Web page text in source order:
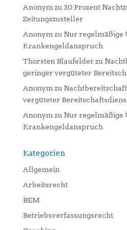
Anonym zu 30 Prozent
Zeitungszusteller
Anonym zu Nur regelmäßige
Krankengeldanspruch
Thorsten Blaufelder zu
geringer vergüteter
Anonym zu
vergüteter
Anonym zu Nur regelmäßige
Krankengeldanspruch
Kategorien
Allgemein
Arbeitsrecht
BEM
Betriebsverfassungsrecht